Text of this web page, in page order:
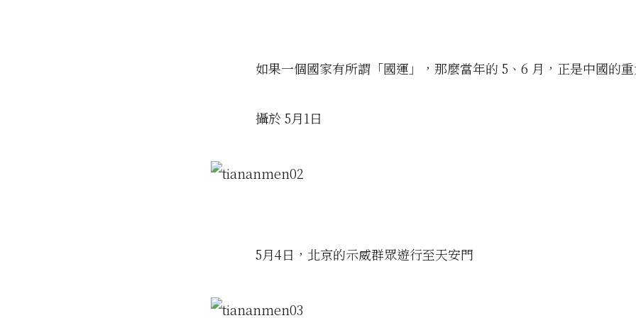
如果一個國家有所謂「國運」，那麼當年的 5、6 月，正是中國的重
攝於 5月1日
5月4日，北京的示威群眾遊行至天安門